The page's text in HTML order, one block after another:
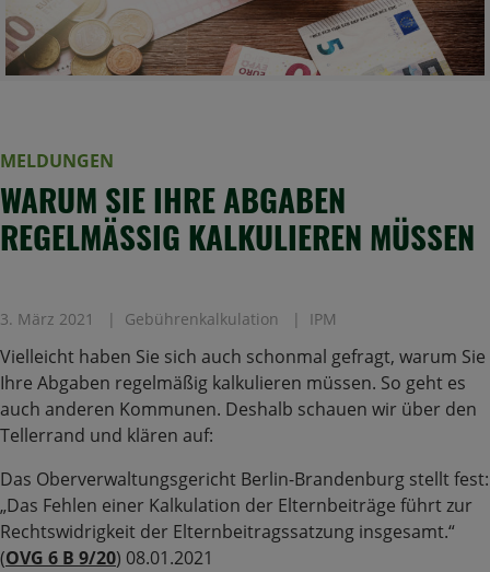
MELDUNGEN
WARUM SIE IHRE ABGABEN
REGELMÄSSIG KALKULIEREN MÜSSEN
3. März 2021 Gebührenkalkulation IPM
Vielleicht haben Sie sich auch schonmal gefragt, warum Sie
Ihre Abgaben regelmäßig kalkulieren müssen. So geht es
auch anderen Kommunen. Deshalb schauen wir über den
Tellerrand und klären auf:
Das Oberverwaltungsgericht Berlin-Brandenburg stellt fest:
„Das Fehlen einer Kalkulation der Elternbeiträge führt zur
Rechtswidrigkeit der Elternbeitragssatzung insgesamt.“
(OVG 6 B 9/20) 08.01.2021